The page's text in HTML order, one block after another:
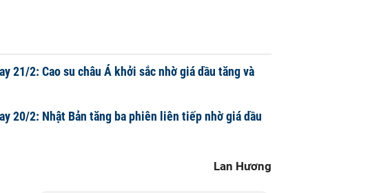
21/2: Cao su châu Á khởi sắc nhờ giá dầu tăng và
20/2: Nhật Bản tăng ba phiên liên tiếp nhờ giá dầu
Lan Hương